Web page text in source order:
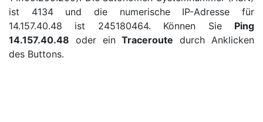
ist 4134 und die numerische IP-Adresse für
14.157.40.48 ist 245180464. Können Sie Ping
14.157.40.48 oder einTraceroute durch Anklicken
des Buttons.